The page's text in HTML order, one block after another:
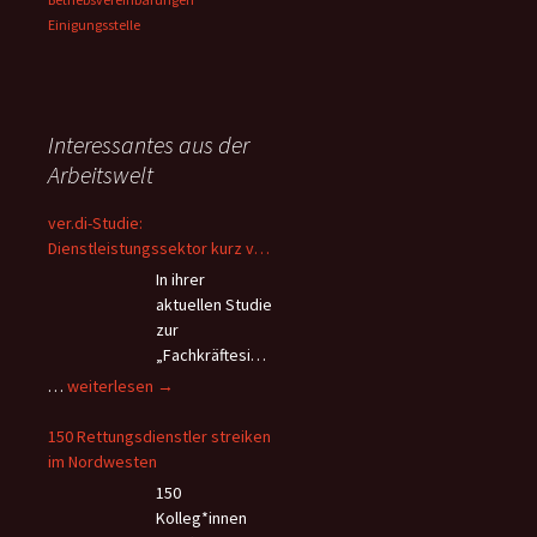
Einigungsstelle
Interessantes aus der
Arbeitswelt
ver.di-Studie:
Dienstleistungssektor kurz vor
dem Kollaps – Beschäftigte
flüchten wegen Überlastung
und andauerndem
Personalmangel
In ihrer
aktuellen Studie
zur
„Fachkräftesich
die Vereinte
Dienstleistungsgewerkschaft
Erkenntnissen hinsichtlich der
Arbeitsbedingungen im
… ver.di-
Dienstleistungssektor
kurz
weiterlesen →
150 Rettungsdienstler streiken
im Nordwesten
150
Kolleg*innen